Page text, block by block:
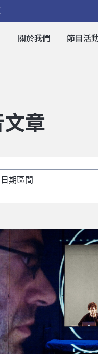
關於我們 節目活
文章
瓦《孤身》：流亡的本質